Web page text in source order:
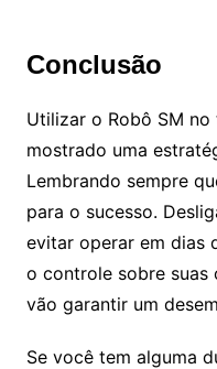
Conclusão
Utilizar o Robô SM
mostrado uma
Lembrando sempre
para o sucesso.
evitar operar em dias
o controle sobre suas
vão garantir um
Se você tem alguma